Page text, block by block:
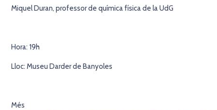
Miquel Duran, professor de química física de la UdG
Hora: 19h
Lloc: Museu Darder de Banyoles
Més